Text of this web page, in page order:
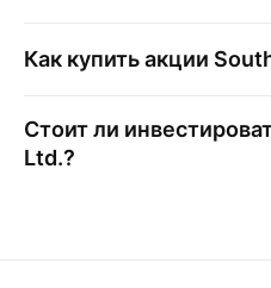
Как купить акции
Стоит ли
Ltd.?